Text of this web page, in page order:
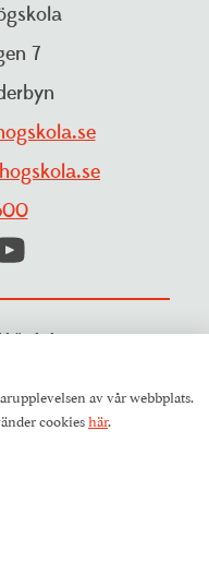
Translate
7
av vår webbplats.
cookieshär.